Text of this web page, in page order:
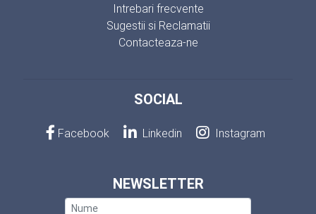
Intrebari frecvente
Sugestii si Reclamatii
Contacteaza-ne
SOCIAL
Facebook Linkedin Instagram
NEWSLETTER